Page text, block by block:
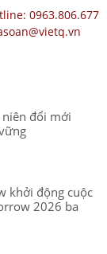
0963.806.677
đổi mới
khởi động cuộc
2026 ba